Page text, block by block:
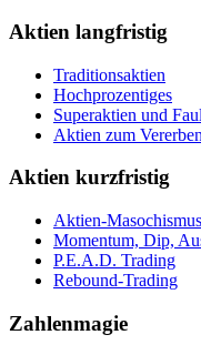
Aktien langfristig
Traditionsaktien
Hochprozentiges
Superaktien und
Aktien zum Vererben
Aktien kurzfristig
Aktien-Masochismus
Momentum, Dip,
P.E.A.D. Trading
Rebound-Trading
Zahlenmagie